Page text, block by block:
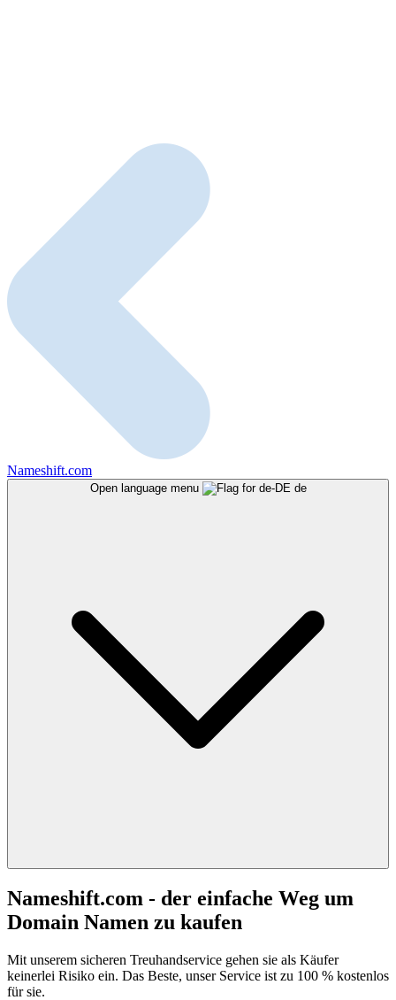
Nameshift.com
Open language menu de
Nameshift.com - der einfache Weg um
Domain Namen zu kaufen
Mit unserem sicheren Treuhandservice gehen sie als Käufer
keinerlei Risiko ein. Das Beste, unser Service ist zu 100 % kostenlos
für sie.